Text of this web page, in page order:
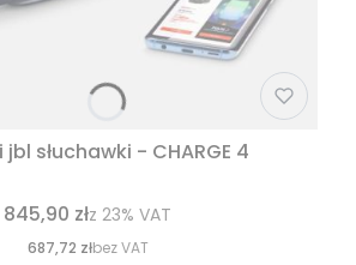
jbl słuchawki - CHARGE 4
845,90 złz 23% VAT
687,72 złbez VAT